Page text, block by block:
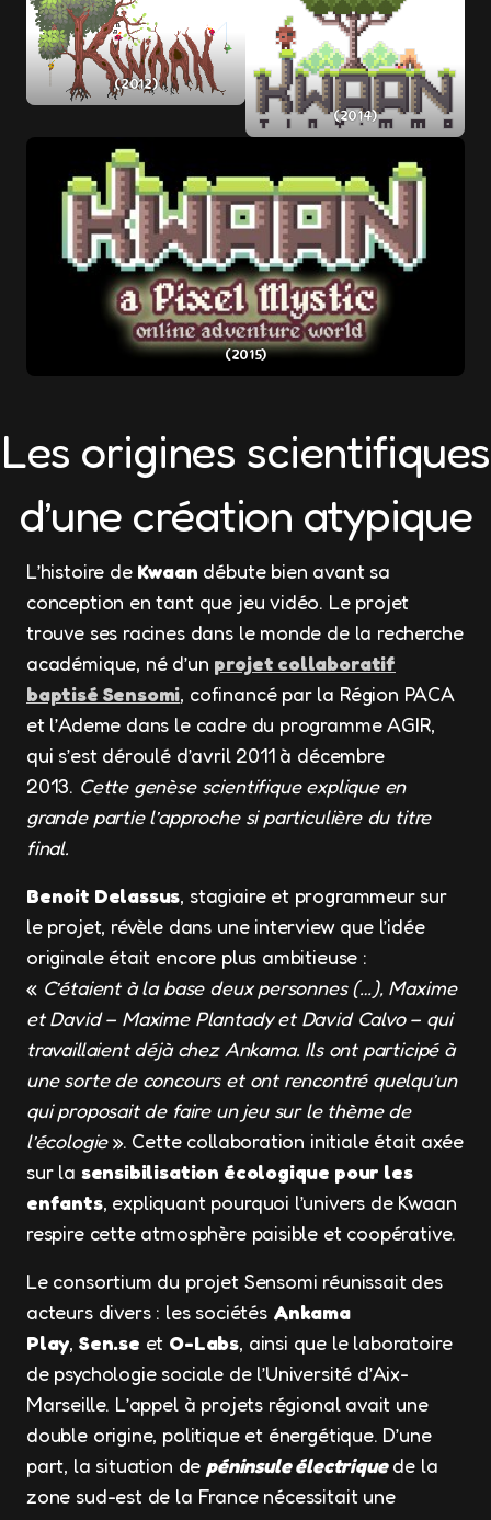
(2012)
(2014)
(2015)
Les origines scientifiques
d’une création atypique
L’histoire de Kwaan débute bien avant sa
conception en tant que jeu vidéo. Le projet
trouve ses racines dans le monde de la recherche
académique, né d’un projet collaboratif
baptisé Sensomi, cofinancé par la Région PACA
et l’Ademe dans le cadre du programme AGIR,
qui s’est déroulé d’avril 2011 à décembre
2013. Cette genèse scientifique explique en
grande partie l’approche si particulière du titre
final.
Benoit Delassus, stagiaire et programmeur sur
le projet, révèle dans une interview que l’idée
originale était encore plus ambitieuse :
« C’étaient à la base deux personnes (…), Maxime
et David – Maxime Plantady et David Calvo – qui
travaillaient déjà chez Ankama. Ils ont participé à
une sorte de concours et ont rencontré quelqu’un
qui proposait de faire un jeu sur le thème de
l’écologie». Cette collaboration initiale était axée
sur la sensibilisation écologique pour les
enfants, expliquant pourquoi l’univers de Kwaan
respire cette atmosphère paisible et coopérative.
Le consortium du projet Sensomi réunissait des
acteurs divers : les sociétés Ankama
Play, Sen.se et O-Labs, ainsi que le laboratoire
de psychologie sociale de l’Université d’Aix-
Marseille. L’appel à projets régional avait une
double origine, politique et énergétique. D’une
part, la situation depéninsule électriquede la
zone sud-est de la France nécessitait une